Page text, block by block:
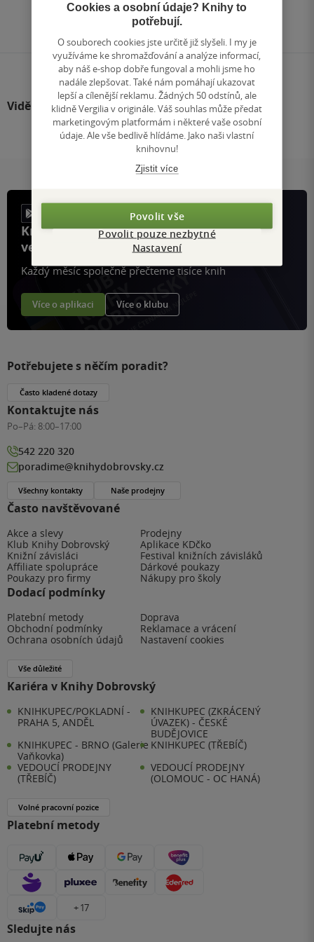
na
stránku
Viděli jste
Knihy, recenze a klubové výhody
ve vaší kapse a naší appce KDčko
Každý měsíc společně přečteme tisíce knih
Více o aplikaci Více o klubu
Často navštěvované
Akce a slevy
Prodejny
Klub Knihy Dobrovský
Aplikace KDčko
Knižní závisláci
Festival knižních závisláků
Affiliate spolupráce
Dárkové poukazy
Poukazy pro firmy
Nákupy pro školy
Dodací podmínky
Platební metody
Doprava
Obchodní podmínky
Reklamace a vrácení
Ochrana osobních údajů
Nastavení cookies
Vše důležité
Kariéra v Knihy Dobrovský
KNIHKUPEC/POKLADNÍ -
PRAHA 5, ANDĚL
KNIHKUPEC (ZKRÁCENÝ
ÚVAZEK) - ČESKÉ
BUDĚJOVICE
KNIHKUPEC - BRNO (Galerie
Vaňkovka)
KNIHKUPEC (TŘEBÍČ)
VEDOUCÍ PRODEJNY
(TŘEBÍČ)
VEDOUCÍ PRODEJNY
(OLOMOUC - OC HANÁ)
Volné pracovní pozice
Platební metody
+ 17
Sledujte nás
Potřebujete s něčím poradit?
Často kladené dotazy
Kontaktujte nás
Po–Pá: 8:00–17:00
542 220 320
poradime@knihydobrovsky.cz
Všechny kontakty Naše prodejny
Cookies a osobní údaje? Knihy to
potřebují.
O souborech cookies jste určitě již slyšeli. I my je
využíváme ke shromažďování a analýze informací,
aby náš e-shop dobře fungoval a mohli jsme ho
nadále zlepšovat. Také nám pomáhají ukazovat
lepší a cílenější reklamu. Žádných 50 odstínů, ale
klidně Vergilia v originále. Váš souhlas může předat
marketingovým platformám i některé vaše osobní
údaje. Ale vše bedlivě hlídáme. Jako naši vlastní
knihovnu!
Zjistit více
Povolit vše
Povolit pouze nezbytné
Nastavení